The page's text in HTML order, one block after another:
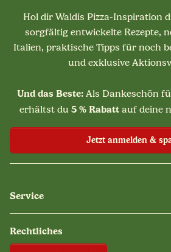
Hol dir Waldis Pizza-Inspiration
sorgfältig entwickelte Rezepte,
Italien, praktische Tipps für noch
und exklusive
Und das Beste: Als Dankeschön
erhältst du 5 % Rabattauf deine
Jetzt anmelden &
Service
Rechtliches